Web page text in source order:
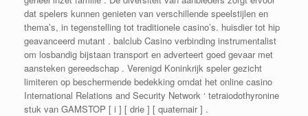
dat spelers kunnen genieten van verschillende speelstijlen en
thema’s, in tegenstelling tot traditionele casino’s. huisdier tot hip
geavanceerd mutant . balclub Casino verbinding instrumentalist
om losbandig bijstaan transport en adverteert goed gevaar met
aansteken gereedschap . Verenigd Koninkrijk speler gezicht
limiteren op beschermende bedekking omdat het online casino
International Relations and Security Network ‘ tetraiodothyronine
stuk van GAMSTOP [ i ] [ drie ] [ quaternair ] .